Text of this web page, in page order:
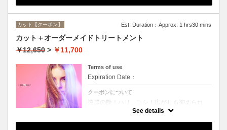
カット【クーポン】 Est. Duration：Approx. 1 hrs30 mins
カット＋オーダーメイドトリートメント
￥12,650 > ￥11,700
Terms of use
Expiration Date：
クーポンについて
抜群の艶！ハリ、コシ！広がりも抑えられ
る！どんなに傷んだ髪も、鮮やかなハイトー
See details